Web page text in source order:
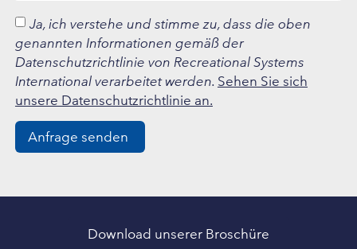
Ja, ich verstehe und stimme zu, dass die oben
genannten Informationen gemäß der
Datenschutzrichtlinie von Recreational Systems
International verarbeitet werden. Sehen Sie sich
unsere Datenschutzrichtlinie an.
Anfrage senden
Download unserer Broschüre